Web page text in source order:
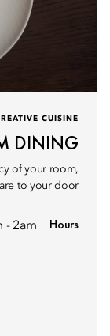
CUISINE
DINING
of your room,
to your door.
Hours
- 2am